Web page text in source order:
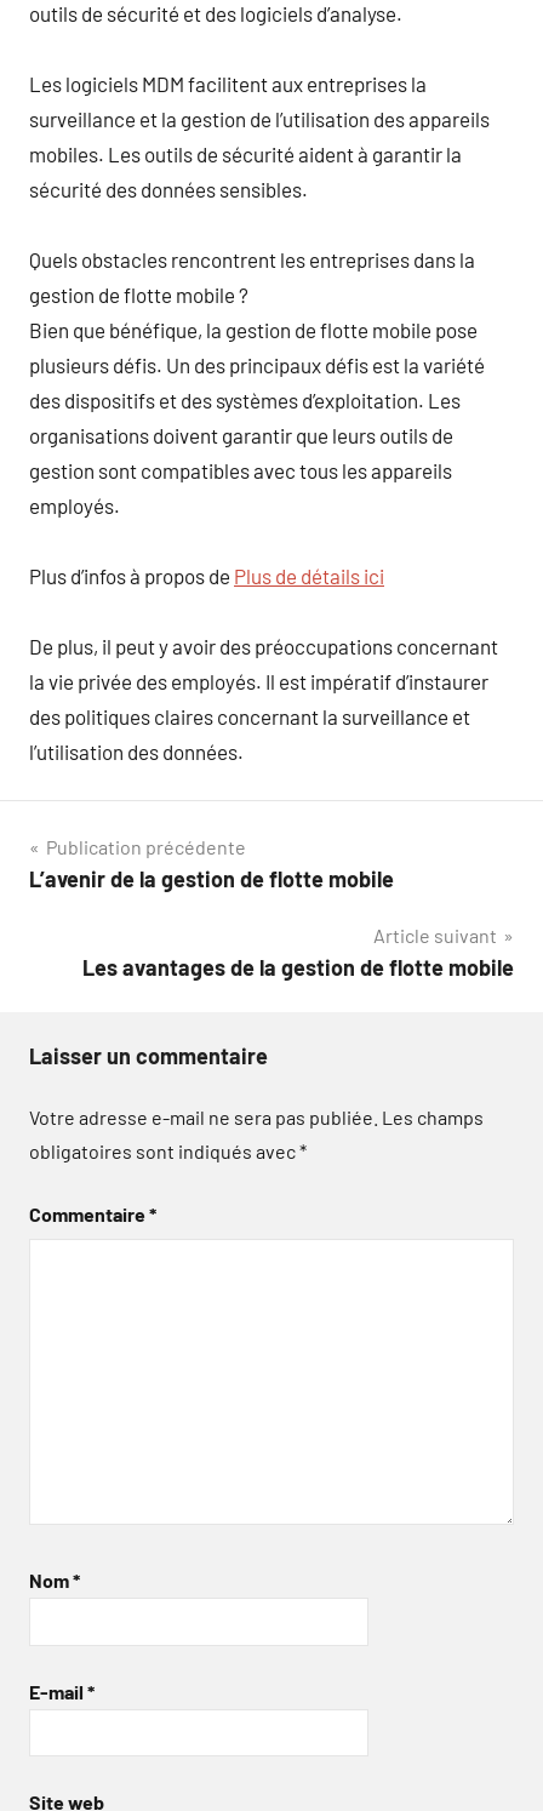
outils de sécurité et des logiciels d’analyse.
Les logiciels MDM facilitent aux entreprises la
surveillance et la gestion de l’utilisation des appareils
mobiles. Les outils de sécurité aident à garantir la
sécurité des données sensibles.
Quels obstacles rencontrent les entreprises dans la
gestion de flotte mobile ?
Bien que bénéfique, la gestion de flotte mobile pose
plusieurs défis. Un des principaux défis est la variété
des dispositifs et des systèmes d’exploitation. Les
organisations doivent garantir que leurs outils de
gestion sont compatibles avec tous les appareils
employés.
Plus d’infos à propos de Plus de détails ici
De plus, il peut y avoir des préoccupations concernant
la vie privée des employés. Il est impératif d’instaurer
des politiques claires concernant la surveillance et
l’utilisation des données.
Navigation
de
Publication précédente
L’avenir de la gestion de flotte mobile
Article suivant
Les avantages de la gestion de flotte mobile
Laisser un commentaire
Votre adresse e-mail ne sera pas publiée. Les champs
obligatoires sont indiqués avec*
Commentaire*
Nom*
E-mail *
Site web